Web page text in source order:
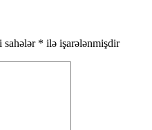
sahələr * ilə işarələnmişdir